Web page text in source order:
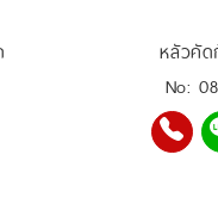
หลัวคั
No: